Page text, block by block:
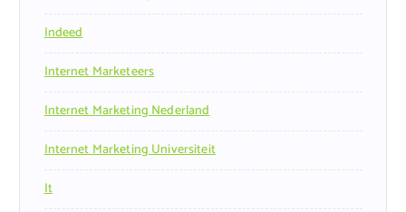
Indeed
Internet Marketeers
Internet Marketing Nederland
Internet Marketing Universiteit
It